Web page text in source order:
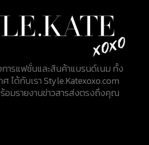
ารแฟชั่นและสินค้าแบรนด์เนม ทั้ง
ศ ได้กับเรา Style.Katexoxo.com
อมรายงานข่าวสารส่งตรงถึงคุณ